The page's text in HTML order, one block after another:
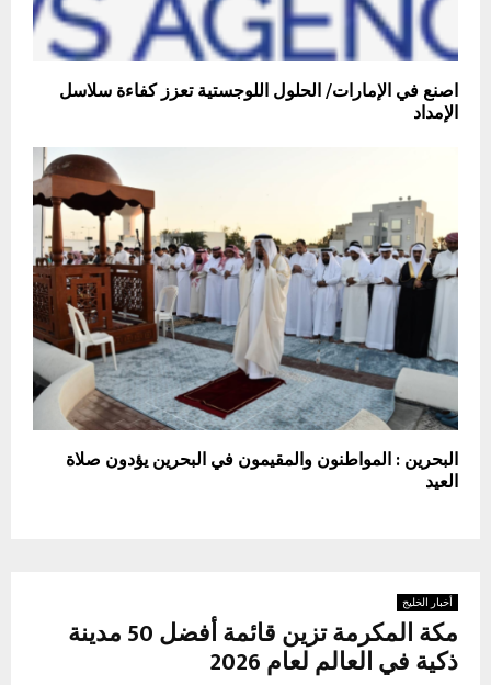
اصنع في الإمارات/ الحلول اللوجستية تعزز كفاءة سلاسل
الإمداد
البحرين : المواطنون والمقيمون في البحرين يؤدون صلاة
العيد
أخبار الخليج
مكة المكرمة تزين قائمة أفضل 50 مدينة
ذكية في العالم لعام 2026